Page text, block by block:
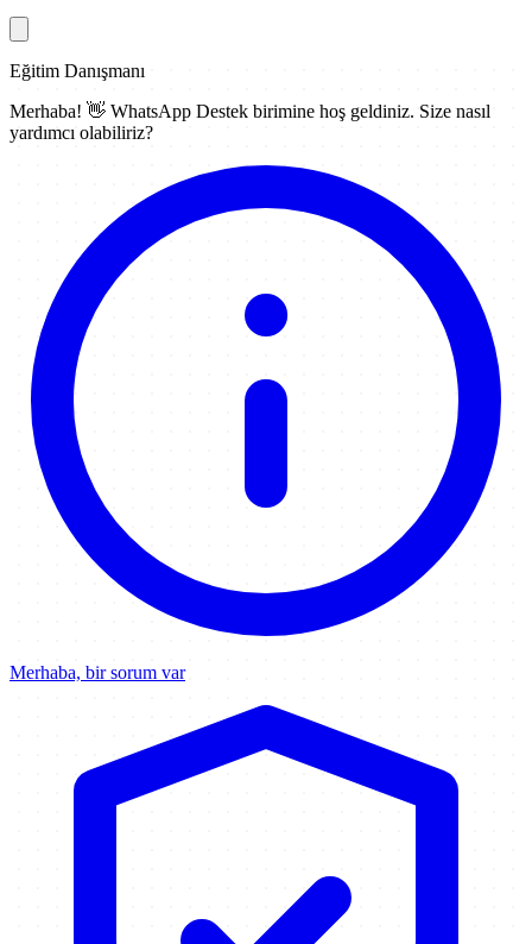
Eğitim Danışmanı
Merhaba! 👋 WhatsApp Destek birimine hoş geldiniz. Size nasıl
yardımcı olabiliriz?
Merhaba, bir sorum var